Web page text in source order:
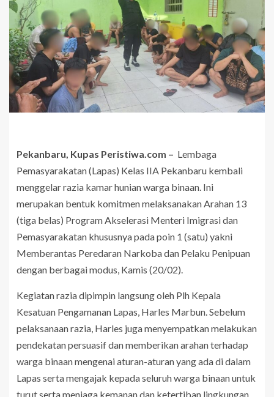
Pekanbaru, Kupas Peristiwa.com – Lembaga
Pemasyarakatan (Lapas) Kelas IIA Pekanbaru kembali
menggelar razia kamar hunian warga binaan. Ini
merupakan bentuk komitmen melaksanakan Arahan 13
(tiga belas) Program Akselerasi Menteri Imigrasi dan
Pemasyarakatan khususnya pada poin 1 (satu) yakni
Memberantas Peredaran Narkoba dan Pelaku Penipuan
dengan berbagai modus, Kamis (20/02).
Kegiatan razia dipimpin langsung oleh Plh Kepala
Kesatuan Pengamanan Lapas, Harles Marbun. Sebelum
pelaksanaan razia, Harles juga menyempatkan melakukan
pendekatan persuasif dan memberikan arahan terhadap
warga binaan mengenai aturan-aturan yang ada di dalam
Lapas serta mengajak kepada seluruh warga binaan untuk
turut serta menjaga kemanan dan ketertiban lingkungan